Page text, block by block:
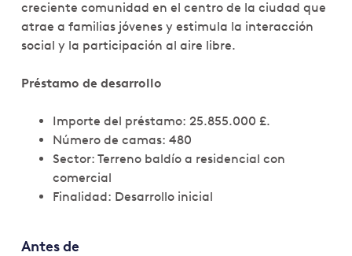
Antes de
creciente comunidad en el centro de la ciudad que
atrae a familias jóvenes y estimula la interacción
social y la participación al aire libre.
Préstamo de desarrollo
Importe del préstamo: 25.855.000 £.
Número de camas: 480
Sector: Terreno baldío a residencial con
comercial
Finalidad: Desarrollo inicial